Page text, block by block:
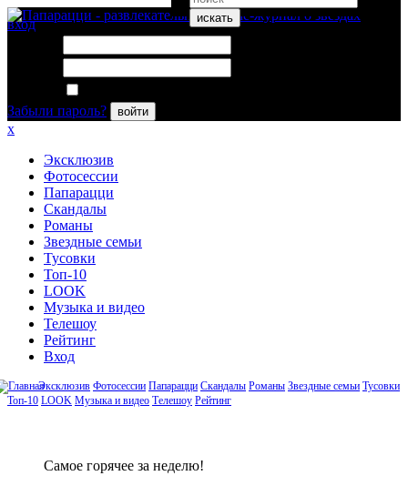
искать
вход
Забыли пароль?
войти
x
Эксклюзив
Фотосессии
Папарацци
Скандалы
Романы
Звездные семьи
Тусовки
Топ-10
LOOK
Музыка и видео
Телешоу
Рейтинг
Вход
Эксклюзив Фотосессии Папарацци Скандалы Романы Звездные семьи Тусовки
Топ-10 LOOK Музыка и видео Телешоу Рейтинг
Сaмое гoрячее за неделю!